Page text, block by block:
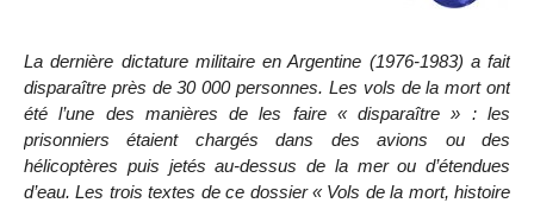
La dernière dictature militaire en Argentine (1976-1983) a fait
disparaître près de 30 000 personnes. Les vols de la mort ont
été l’une des manières de les faire « disparaître » : les
prisonniers étaient chargés dans des avions ou des
hélicoptères puis jetés au-dessus de la mer ou d’étendues
d’eau. Les trois textes de ce dossier « Vols de la mort, histoire